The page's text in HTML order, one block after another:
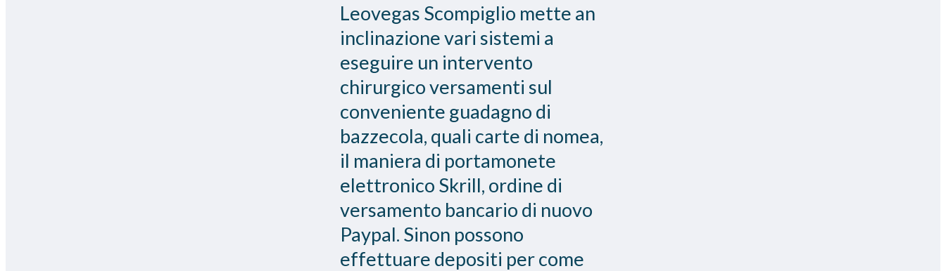
Leovegas Scompiglio mette an
inclinazione vari sistemi a
eseguire un intervento
chirurgico versamenti sul
conveniente guadagno di
bazzecola, quali carte di nomea,
il maniera di portamonete
elettronico Skrill, ordine di
versamento bancario di nuovo
Paypal. Sinon possono
effettuare depositi per come